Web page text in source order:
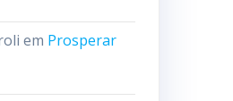
em Prosperar